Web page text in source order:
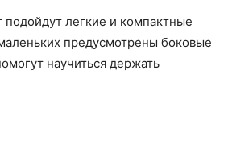
подойдут легкие и компактные
предусмотрены боковые
научиться держать